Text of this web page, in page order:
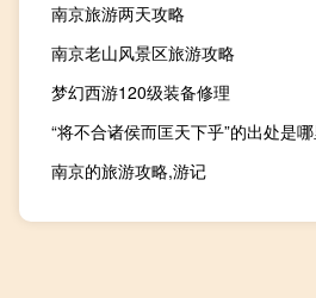
南京旅游两天攻略
南京老山风景区旅游攻略
梦幻西游120级装备修理
“将不合诸侯而匡天下乎”的出处是哪
南京的旅游攻略,游记